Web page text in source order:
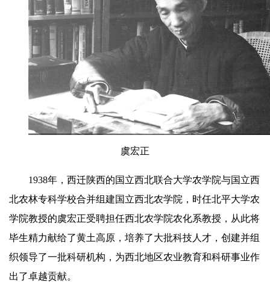
虞宏正
1938年，西迁陕西的国立西北联合大学农学院与国立西
北农林专科学校合并组建国立西北农学院，时任北平大学农
学院教授的虞宏正受聘担任西北农学院农化系教授，从此将
毕生精力献给了黄土高原，培养了大批科技人才，创建并组
织领导了一批科研机构，为西北地区农业教育和科研事业作
出了卓越贡献。